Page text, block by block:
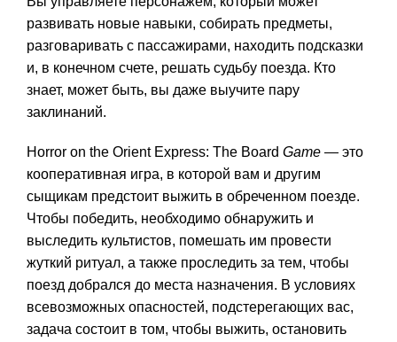
развивать новые навыки, собирать предметы,
разговаривать с пассажирами, находить подсказки
и, в конечном счете, решать судьбу поезда. Кто
знает, может быть, вы даже выучите пару
заклинаний.
Horror on the Orient Express: The Board Game — это
кооперативная игра, в которой вам и другим
сыщикам предстоит выжить в обреченном поезде.
Чтобы победить, необходимо обнаружить и
выследить культистов, помешать им провести
жуткий ритуал, а также проследить за тем, чтобы
поезд добрался до места назначения. В условиях
всевозможных опасностей, подстерегающих вас,
задача состоит в том, чтобы выжить, остановить